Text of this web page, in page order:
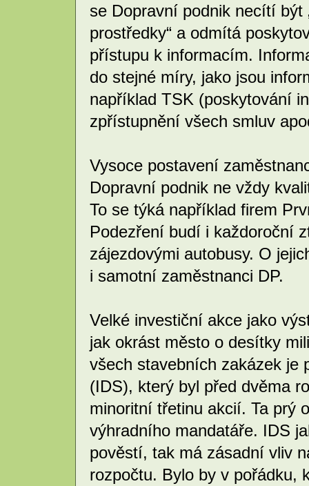
se Dopravní podnik necítí
prostředky“ a odmítá
přístupu k informacím.
do stejné míry, jako jsou
například TSK (poskytování
zpřístupnění všech smluv
Vysoce postavení
Dopravní podnik ne vždy
To se týká například firem
Podezření budí i každoroční
zájezdovými autobusy. O
i samotní zaměstnanci DP.
Velké investiční akce jako
jak okrást město o desítky
všech stavebních zakázek je
(IDS), který byl před dvěma
minoritní třetinu akcií. Ta prý
výhradního mandatáře. IDS
pověstí, tak má zásadní vliv
rozpočtu. Bylo by v pořádku,